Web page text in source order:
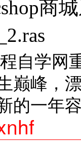
商
自学网
巅峰，
的一年